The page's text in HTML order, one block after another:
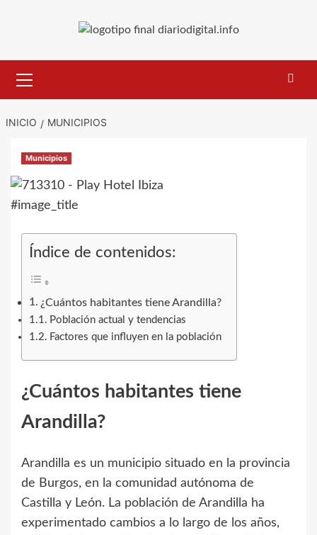
primario
INICIO MUNICIPIOS
Municipios
#image_title
Índice de contenidos:
¿Cuántos habitantes tiene Arandilla?
Población actual y tendencias
Factores que influyen en la población
¿Cuántos habitantes tiene
Arandilla?
Arandilla es un municipio situado en la provincia
de Burgos, en la comunidad autónoma de
Castilla y León. La población de Arandilla ha
experimentado cambios a lo largo de los años,